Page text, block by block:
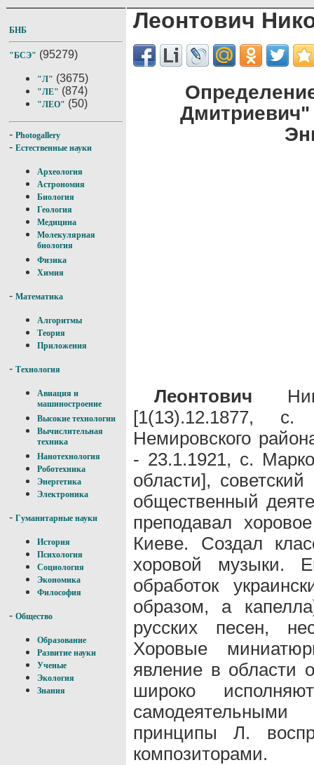
БНБ
"БСЭ" (95279)
"Л" (3675)
"ЛЕ" (874)
"ЛЕО" (50)
- Photogallery
- Естественные науки
Археология
Астрономия
Биология
Геология
Медицина
Молекулярная
биология
Физика
Химия
- Математика
Алгоритмы
Теория
Приложения
- Технология
Авиация и
машиностроение
Высокие технологии
Вычислительная
техника
Нанотехнология
Роботехника
Энергетика
Электроника
- Гуманитарные науки
История
Психология
Социология
Экономика
Философия
- Общество
Образование
Развитие науки
Ученые
Экология
Знания
Леонтович
Леонтович
[1(13).12.1877,
Немировского
- 23.1.1921, с.
области],
общественный
преподавал
Киеве. Создал
хоровой музыки.
обработок
образом, а
русских песен,
Хоровые
явление в области
широко
принципы Л.
композиторами.